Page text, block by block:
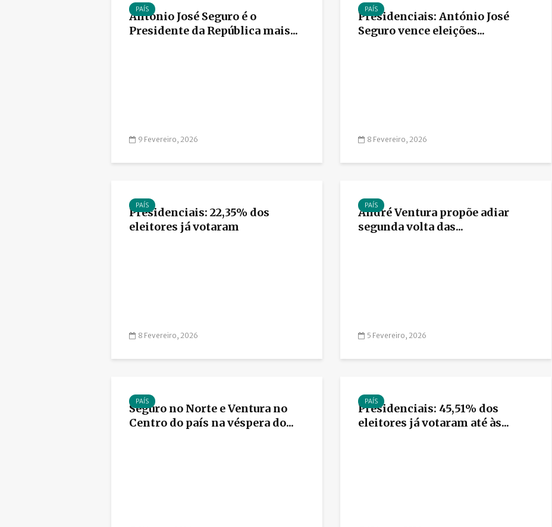
PAÍS
António José Seguro é o
Presidente da República mais...
9 Fevereiro, 2026
PAÍS
Presidenciais: António José
Seguro vence eleições...
8 Fevereiro, 2026
PAÍS
Presidenciais: 22,35% dos
eleitores já votaram
8 Fevereiro, 2026
PAÍS
André Ventura propõe adiar
segunda volta das...
5 Fevereiro, 2026
PAÍS
Seguro no Norte e Ventura no
Centro do país na véspera do...
PAÍS
Presidenciais: 45,51% dos
eleitores já votaram até às...